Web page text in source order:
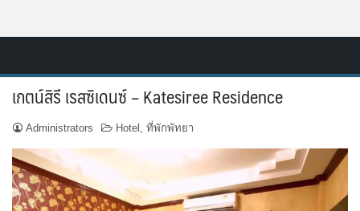
content
Home
ทำเว็บไซต์รีสอร์ท
เกี่ยวกับเรา
เกตน์สิรี เรสซิเดนซ์ – Katesiree Residence
Administrators Hotel , ที่พักพัทยา